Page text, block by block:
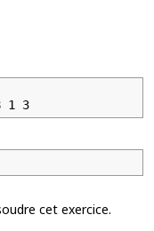
1 3
cet exercice.